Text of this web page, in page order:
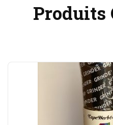
Produits